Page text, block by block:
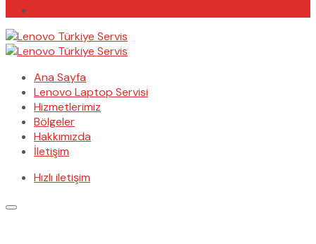
Ana Sayfa
Lenovo Laptop Servisi
Hizmetlerimiz
Bölgeler
Hakkımızda
İletişim
Hızlı iletişim